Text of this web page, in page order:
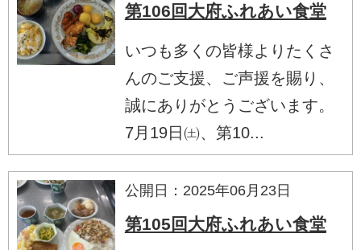
第106回大府ふれあい食堂
いつも多くの皆様よりたくさ
んのご支援、ご声援を賜り、
誠にありがとうございます。
7月19日㈯、第10...
公開日：2025年06月23日
第105回大府ふれあい食堂